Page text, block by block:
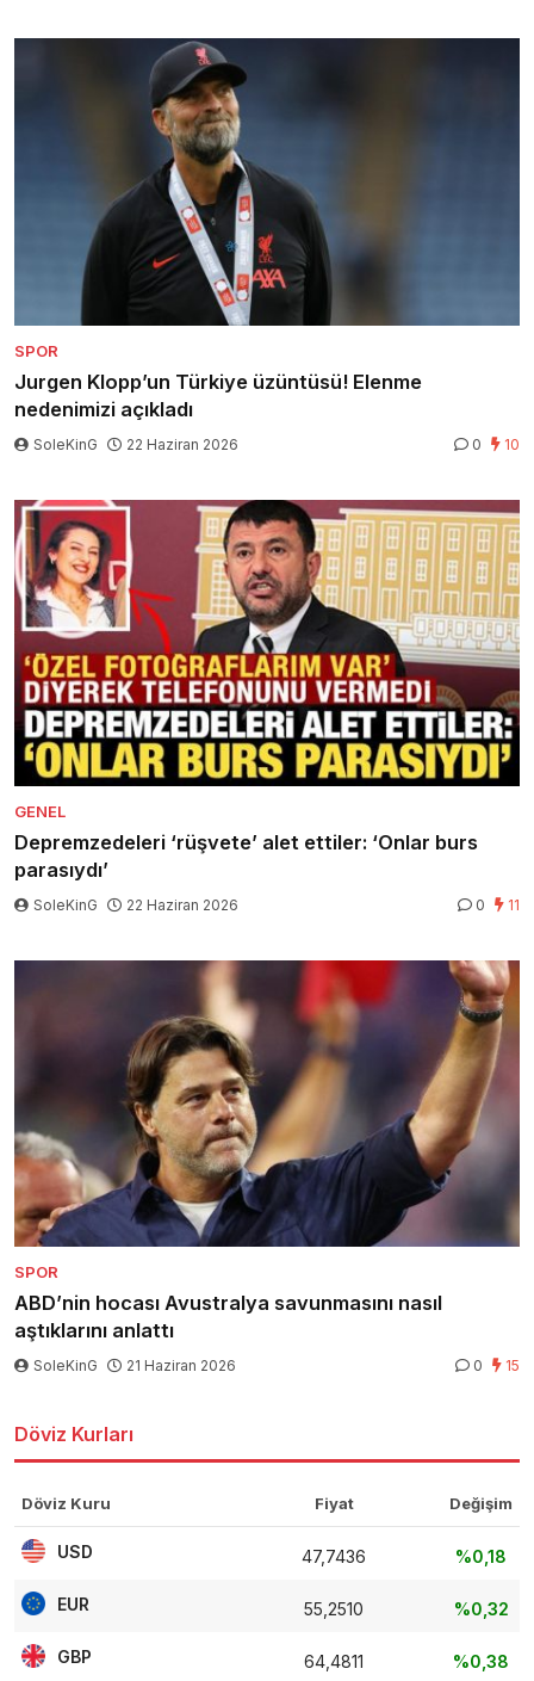
SPOR
Jurgen Klopp’un Türkiye üzüntüsü! Elenme
nedenimizi açıkladı
SoleKinG 22 Haziran 2026 0 10
GENEL
Depremzedeleri ‘rüşvete’ alet ettiler: ‘Onlar burs
parasıydı’
SoleKinG 22 Haziran 2026 0 11
SPOR
ABD’nin hocası Avustralya savunmasını nasıl
aştıklarını anlattı
SoleKinG 21 Haziran 2026 0 15
Döviz Kurları
Döviz Kuru Fiyat Değişim
USD 47,7436 %0,18
EUR 55,2510 %0,32
GBP 64,4811 %0,38